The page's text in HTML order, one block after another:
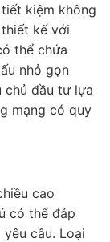
kiệm không
kế với
thể chứa
nhỏ gọn
chủ đầu tư lựa
mạng có quy
cao
có thể đáp
cầu. Loại